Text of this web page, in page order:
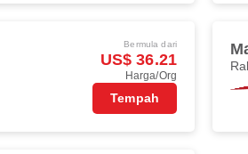
Bermula dari
US$ 36.21
Harga/Org
Tempah